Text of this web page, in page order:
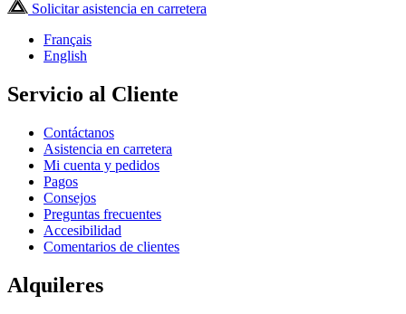
Solicitar asistencia en carretera
Français
English
Servicio al Cliente
Contáctanos
Asistencia en carretera
Mi cuenta y pedidos
Pagos
Consejos
Preguntas frecuentes
Accesibilidad
Comentarios de clientes
Alquileres